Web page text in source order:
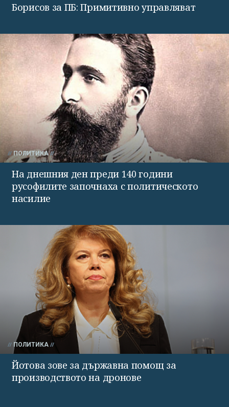
Борисов за ПБ: Примитивно управляват
ПОЛИТИКА
На днешния ден преди 140 години
русофилите започнаха с политическото
насилие
ПОЛИТИКА
Йотова зове за държавна помощ за
производството на дронове